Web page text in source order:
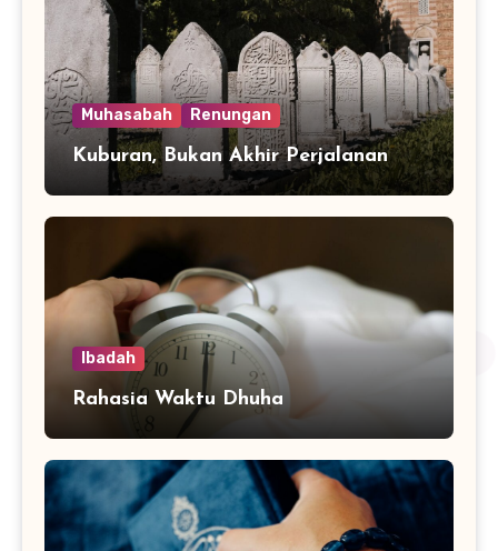
Muhasabah Renungan
Kuburan, Bukan Akhir Perjalanan
Ibadah
Rahasia Waktu Dhuha